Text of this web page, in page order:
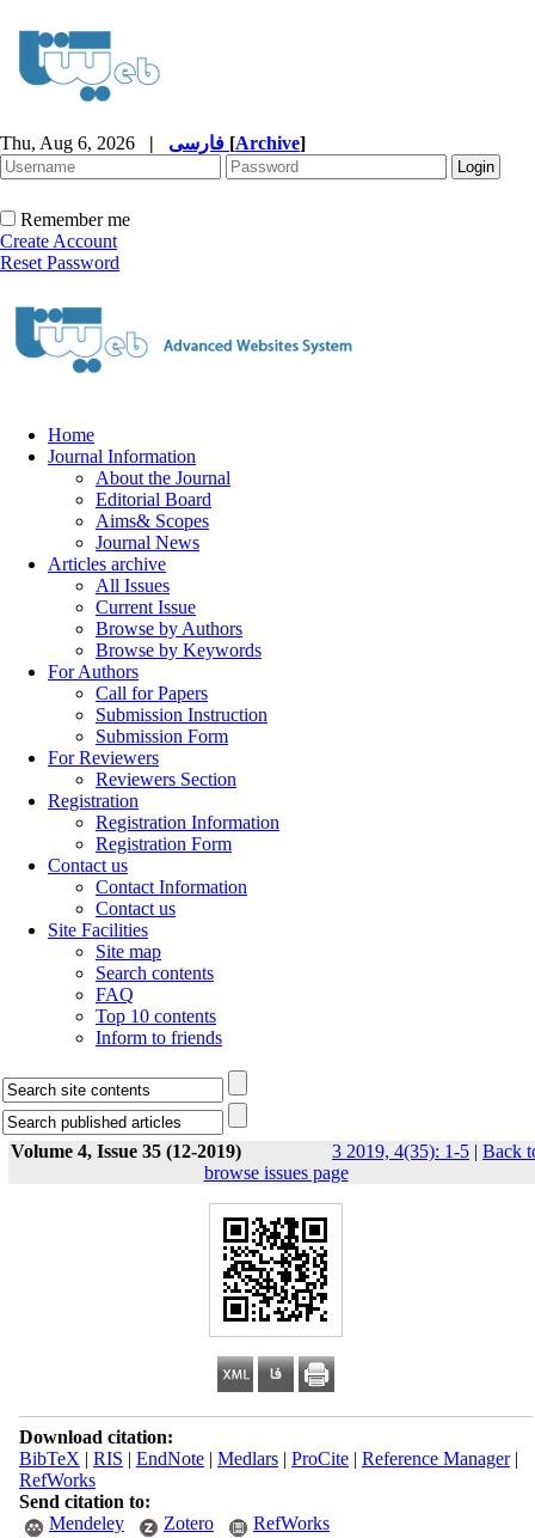
Thu, Aug 6, 2026 | [Archive]
Remember me
Create Account
Reset Password
Home
Journal Information
About the Journal
Editorial Board
Aims& Scopes
Journal News
Articles archive
All Issues
Current Issue
Browse by Authors
Browse by Keywords
For Authors
Call for Papers
Submission Instruction
Submission Form
For Reviewers
Reviewers Section
Registration
Registration Information
Registration Form
Contact us
Contact Information
Contact us
Site Facilities
Site map
Search contents
FAQ
Top 10 contents
Inform to friends
Volume 4, Issue 35 (12-2019) 3 2019, 4(35): 1-5 | Back
browse issues page
Download citation:
BibTeX | RIS | EndNote| Medlars| ProCite| Reference Manager|
RefWorks
Send citation to:
Mendeley
Zotero RefWorks